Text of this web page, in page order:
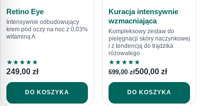
Retino Eye
Intensywnie odbudowujący
krem pod oczy na noc z 0,03%
witaminą A
★★★★★
249,00 zł
DO KOSZYKA
Kuracja intensywnie
wzmacniająca
Kompleksowy zestaw do
pielęgnacji skóry naczynkowej
i z tendencją do trądzika
różowatego
★★★★★
699,00zł500,00 zł
DO KOSZYKA